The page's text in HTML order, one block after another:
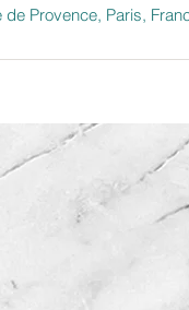
de Provence, Paris,